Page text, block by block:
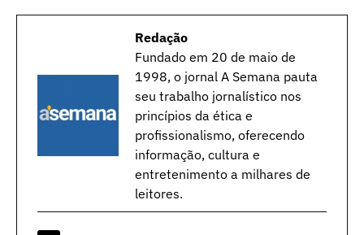
Redação
Fundado em 20 de maio de
1998, o jornal A Semana pauta
seu trabalho jornalístico nos
princípios da ética e
profissionalismo, oferecendo
informação, cultura e
entretenimento a milhares de
leitores.